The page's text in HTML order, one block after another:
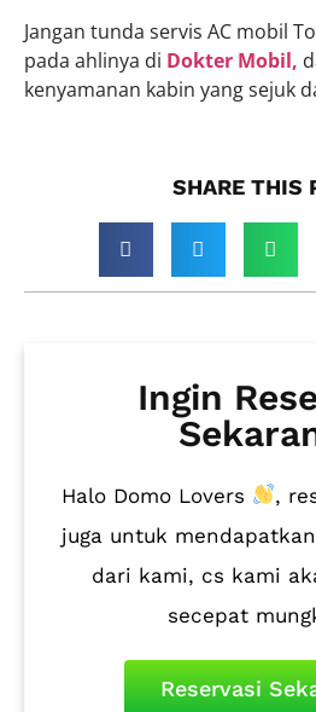
Jangan tunda servis AC mobil
pada ahlinya di Dokter Mobil,
kenyamanan kabin yang sejuk
SHARE THIS
Ingin
Halo Domo Lovers
,
juga untuk
dari kami, cs kami
secepat
Reservasi